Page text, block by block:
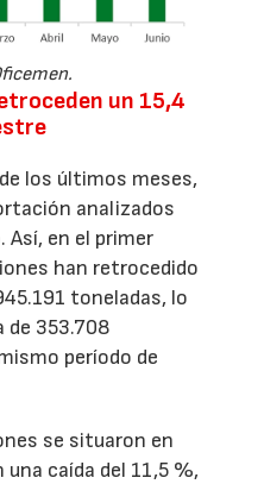
un 15,4
los últimos meses,
analizados
en el primer
han retrocedido
toneladas, lo
de 353.708
período de
se situaron en
caída del 11,5 %,